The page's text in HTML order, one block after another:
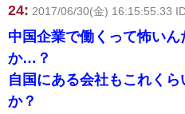
24: 2017/06/30(金) 16:15:55.33
中国企業で働くって怖い
か…？
自国にある会社もこれく
か？